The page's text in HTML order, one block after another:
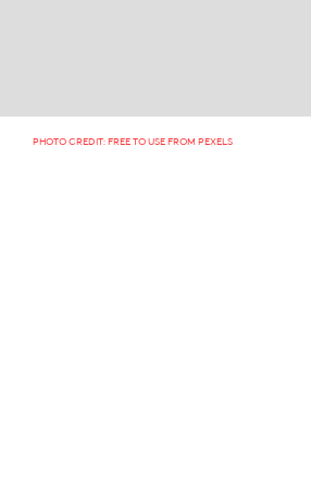
PHOTO CREDIT: FREE TO USE FROM PEXELS